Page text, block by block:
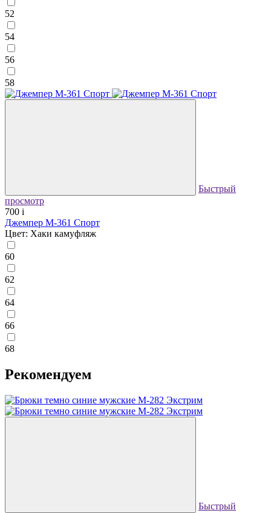
52
54
56
58
Быстрый
просмотр
700 i
Джемпер М-361 Спорт
Цвет: Хаки камуфляж
60
62
64
66
68
Рекомендуем
Быстрый